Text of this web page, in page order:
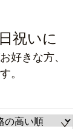
祝いに
好きな方、
。